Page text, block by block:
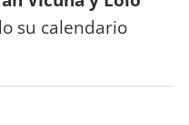
su calendario